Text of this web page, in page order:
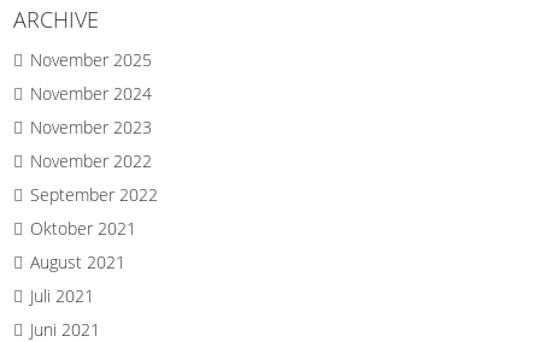
ARCHIVE
November 2025
November 2024
November 2023
November 2022
September 2022
Oktober 2021
August 2021
Juli 2021
Juni 2021